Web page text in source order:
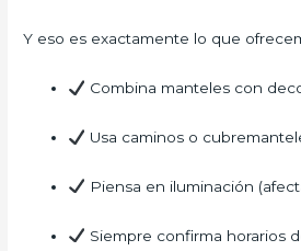
Y eso es exactamente lo que
Combina manteles con
Usa caminos o
Piensa en iluminación
Siempre confirma horarios